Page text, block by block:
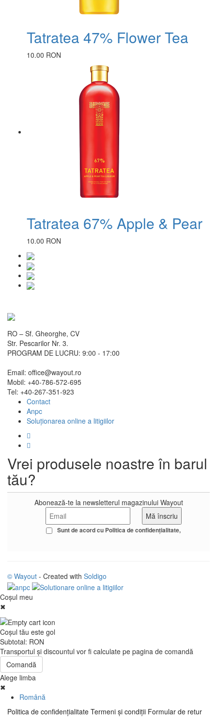
Tatratea 47% Flower Tea
10.00 RON
Tatratea 67% Apple & Pear
10.00 RON
RO – Sf. Gheorghe, CV
Str. Pescarilor Nr. 3.
PROGRAM DE LUCRU: 9:00 - 17:00
Email: office@wayout.ro
Mobil: +40-786-572-695
Tel: +40-267-351-923
Contact
Anpc
Soluționarea online a litigiilor
Vrei produsele noastre în barul
tău?
Abonează-te la newsletterul magazinului Wayout
Sunt de acord cu Politica de confidenţialitate
© Wayout - Created with Soldigo
Coşul meu
✖
Coşul tău este gol
Subtotal: RON
Transportul şi discountul vor fi calculate pe pagina de comandă
Comandă
Alege limba
✖
Română
Politica de confidenţialitate Termeni şi condiţii Formular de retur